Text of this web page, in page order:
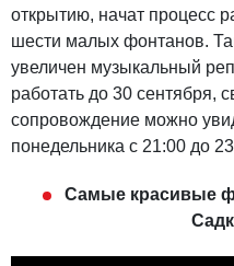
открытию, начат процесс
шести малых фонтанов.
увеличен музыкальный
работать до 30 сентября,
сопровождение можно
понедельника с 21:00 до
Самые красивые